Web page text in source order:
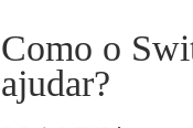
Como o
ajudar?